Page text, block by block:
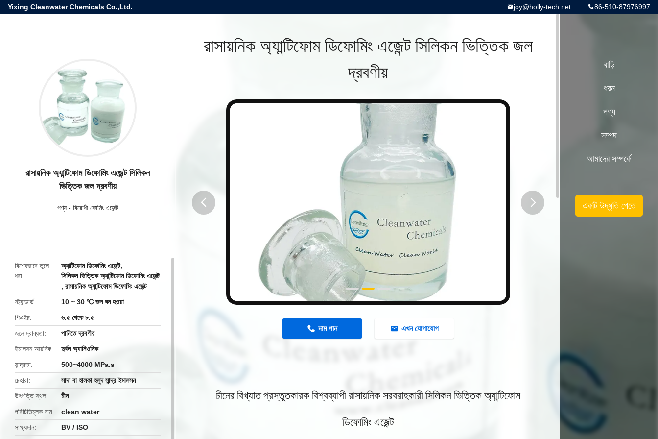
Yixing Cleanwater Chemicals Co.,Ltd. 86-510-87976997
joy@holly-tech.net
রাসায়নিক অ্যান্টিফোম ডিফোমিং এজেন্ট সিলিকন
ভিত্তিক জল দ্রবণীয়
পণ্য- বিরোধী ফোমিং এজেন্ট
বিশেষভাবে তুলে
ধরা
অ্যান্টিফোম ডিফোমিং এজেন্ট,
সিলিকন ভিত্তিক অ্যান্টিফোম ডিফোমিং এজেন্ট
,রাসায়নিক অ্যান্টিফোম ডিফোমিং এজেন্ট
স্ট্যান্ডার্ড
10 ~ 30 ℃ জল ঘন হওয়া
পিএইচ
৬.৫ থেকে ৮.৫
জলে দ্রাব্যতা
পানিতে দ্রবণীয়
ইমালসন আয়নিক
দুর্বল অ্যানিওনিক
সান্দ্রতা
500~4000 MPa.s
চেহারা
সাদা বা হালকা হলুদ সান্দ্র ইমালসন
উৎপত্তি স্থল
চীন
পরিচিতিমুলক নাম
clean water
সাক্ষ্যদান
BV / ISO
রাসায়নিক অ্যান্টিফোম ডিফোমিং এজেন্ট সিলিকন ভিত্তিক জল
দ্রবণীয়
দাম পান এখন যোগাযোগ
চীনের বিখ্যাত প্রস্তুতকারক বিশ্বব্যাপী রাসায়নিক সরবরাহকারী সিলিকন ভিত্তিক অ্যান্টিফোম
ডিফোমিং এজেন্ট
বাড়ি
ধরন
পণ্য
সম্পদ
আমাদের সম্পর্কে
একটি উদ্ধৃতি পেতে